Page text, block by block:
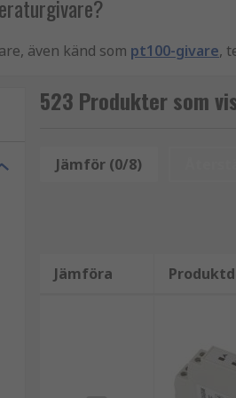
även känd som pt100-givare,
och omvandlar
vanligtvis producerar svaga
i många former som varierar i
ett brett utbud av
av temperaturgivare?
rad olika typer och
temperaturgivare
kräver minimal
temperaturgivare är utformade
523 Produkter som
Jämför (0/8)
Jämföra